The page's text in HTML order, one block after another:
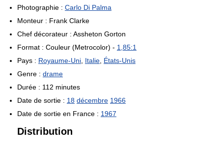
Photographie : Carlo Di Palma
Monteur : Frank Clarke
Chef décorateur : Assheton Gorton
Format : Couleur (Metrocolor) - 1,85:1
Pays : Royaume-Uni Italie États-Unis
Genre : drame
Durée : 112 minutes
Date de sortie : 18 décembre 1966
Date de sortie en France : 1967
Distribution